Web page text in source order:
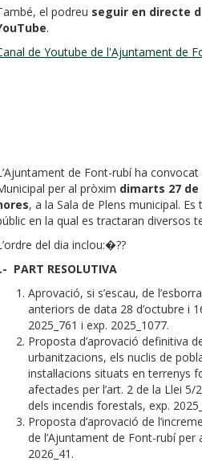
el podreu seguir en directe
.
de Youtube de l'Ajuntament de
de Font-rubí ha
per al pròxim dimarts 27 de
, a la Sala de Plens municipal.
en la qual es tractaran diversos
del dia inclou:�??
PART RESOLUTIVA
Aprovació, si s’escau, de
anteriors de data 28 d’octubre i
2025_761 i exp. 2025_1077.
Proposta d’aprovació definitiva
urbanitzacions, els nuclis de
instal·lacions situats en terrenys
afectades per l’art. 2 de la Llei
dels incendis forestals, exp.
Proposta d’aprovació de
de l’Ajuntament de Font-rubí per
2026_41.